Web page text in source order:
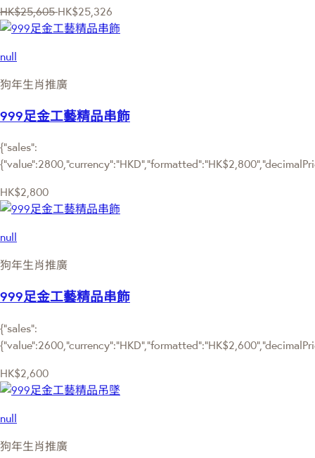
HK$25,605 HK$25,326
null
狗年生肖推廣
999足金工藝精品串飾
{"sales":
HK$2,800
null
狗年生肖推廣
999足金工藝精品串飾
{"sales":
HK$2,600
null
狗年生肖推廣